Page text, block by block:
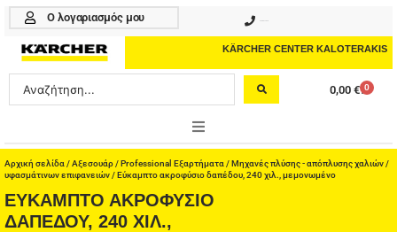
Μετάβαση
περιεχόμενο
Ο λογαριασμός μου
KÄRCHER CENTER KALOTERAKIS
Search
...
0,00 € 0
Cart
ONLINE SHOP
HOME & GARDEN
Αρχική σελίδα /Αξεσουάρ/Professional Εξαρτήματα /Μηχανές πλύσης - απόπλυσης χαλιών /
υφασμάτινων επιφανειών/ Εύκαμπτο ακροφύσιο δαπέδου, 240 χιλ., μεμονωμένο
ΕΎΚΑΜΠΤΟ ΑΚΡΟΦΎΣΙΟ
ΔΑΠΈΔΟΥ, 240 ΧΙΛ.,